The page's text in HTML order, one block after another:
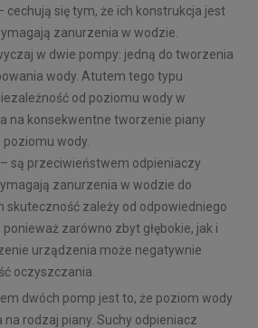
cechują się tym, że ich konstrukcja jest
zanurzenia w wodzie.
w dwie pompy: jedną do tworzenia
wody. Atutem tego typu
od poziomu wody w
na konsekwentne tworzenie piany
wody.
– są przeciwieństwem odpieniaczy
zanurzenia w wodzie do
skuteczność zależy od odpowiedniego
zarówno zbyt głębokie, jak i
urządzenia może negatywnie
oczyszczania.
dwóch pomp jest to, że poziom wody
rodzaj piany. Suchy odpieniacz